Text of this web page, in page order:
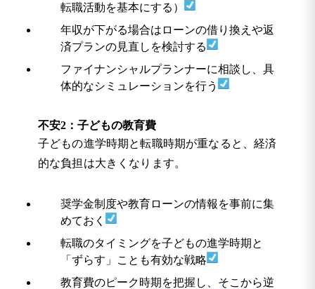
転職活動を基本にする）
年収が下がる場合はローンの借り換えや返
済プランの見直しを検討する
ファイナンシャルプランナーに相談し、具
体的なシミュレーションを行う
不安2：子どもの教育費
子どもの進学時期と転職時期が重なると、経済
的な負担は大きくなります。
奨学金制度や教育ローンの情報を事前に集
めておく
転職のタイミングを子どもの進学時期と
「ずらす」ことも有効な戦略
教育費のピーク時期を把握し、そこから逆